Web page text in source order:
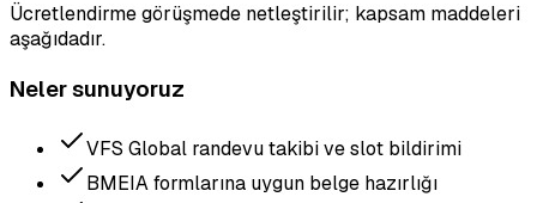
Ücretlendirme görüşmede netleştirilir; kapsam maddeleri
aşağıdadır.
Neler sunuyoruz
VFS Global randevu takibi ve slot bildirimi
BMEIA formlarına uygun belge hazırlığı